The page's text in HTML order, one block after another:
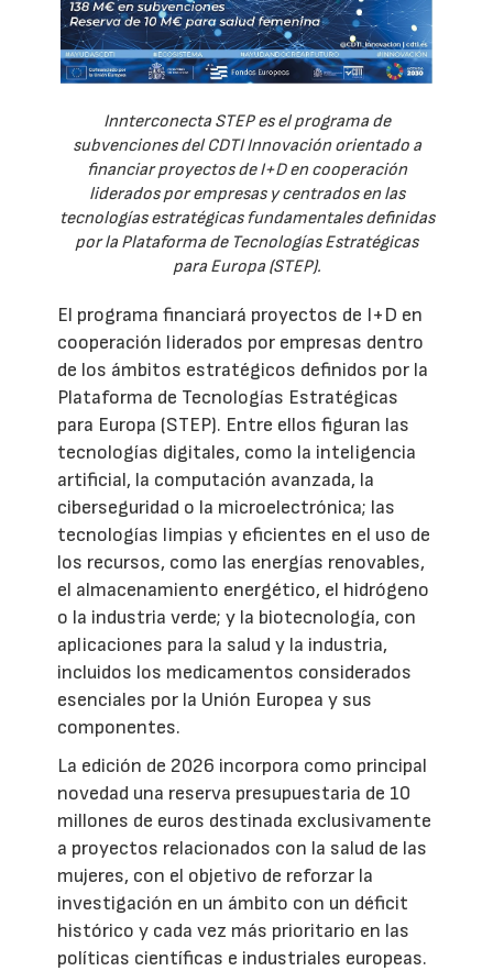
Innterconecta STEP es el programa de
subvenciones del CDTI Innovación orientado a
financiar proyectos de I+D en cooperación
liderados por empresas y centrados en las
tecnologías estratégicas fundamentales definidas
por la Plataforma de Tecnologías Estratégicas
para Europa (STEP).
El programa financiará proyectos de I+D en
cooperación liderados por empresas dentro
de los ámbitos estratégicos definidos por la
Plataforma de Tecnologías Estratégicas
para Europa (STEP). Entre ellos figuran las
tecnologías digitales, como la inteligencia
artificial, la computación avanzada, la
ciberseguridad o la microelectrónica; las
tecnologías limpias y eficientes en el uso de
los recursos, como las energías renovables,
el almacenamiento energético, el hidrógeno
o la industria verde; y la biotecnología, con
aplicaciones para la salud y la industria,
incluidos los medicamentos considerados
esenciales por la Unión Europea y sus
componentes.
La edición de 2026 incorpora como principal
novedad una reserva presupuestaria de 10
millones de euros destinada exclusivamente
a proyectos relacionados con la salud de las
mujeres, con el objetivo de reforzar la
investigación en un ámbito con un déficit
histórico y cada vez más prioritario en las
políticas científicas e industriales europeas.